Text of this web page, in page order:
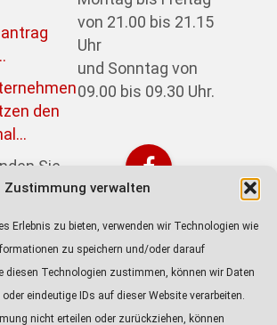
Zustimmung verwalten
Erlebnis zu bieten, verwenden wir Technologien wie
zu speichern und/oder darauf
diesen Technologien zustimmen, können wir Daten
eindeutige IDs auf dieser Website verarbeiten.
nicht erteilen oder zurückziehen, können
den
Sie
PayPal:
Link
Paypal.
von 21.00 bis 21.15
Uhr
und Sonntag von
09.00 bis 09.30 Uhr.